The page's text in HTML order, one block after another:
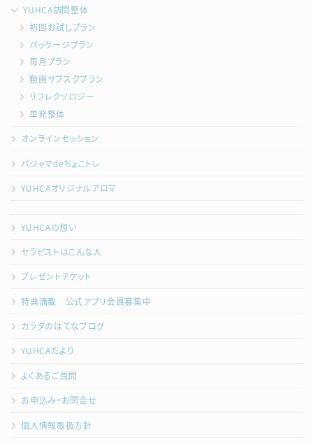
YUHCA訪問整体
初回お試しプラン
パッケージプラン
毎月プラン
動画サブスクプラン
リフレクソロジー
単発整体
オンラインセッション
パジャマdeちょこトレ
YUHCAオリジナルアロマ
YUHCAの想い
セラピストはこんな人
プレゼントチケット
特典満載 公式アプリ会員募集中
カラダのはてなブログ
YUHCAだより
よくあるご質問
お申込み・お問合せ
個人情報取扱方針